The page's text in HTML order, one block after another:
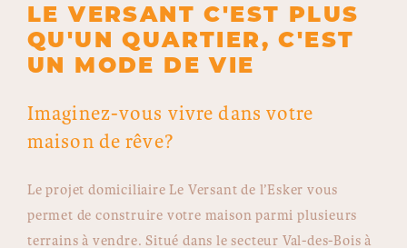
LE VERSANT C'EST PLUS
QU'UN QUARTIER, C'EST
UN MODE DE VIE
Imaginez-vous vivre dans votre
maison de rêve?
Le projet domiciliaire Le Versant de l’Esker vous
permet de construire votre maison parmi plusieurs
terrains à vendre. Situé dans le secteur Val-des-Bois à